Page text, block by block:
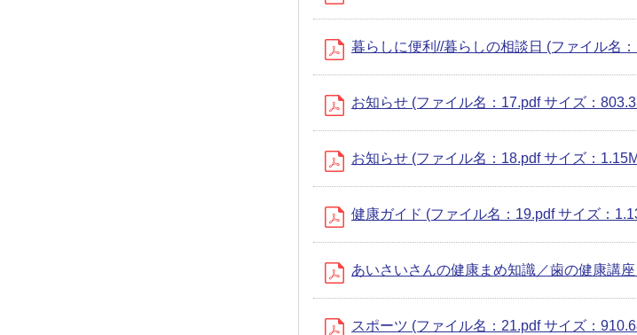
暮らしに便利//暮らしの相談日 (ファイル名
お知らせ (ファイル名：17.pdf サイズ：
お知らせ (ファイル名：18.pdf サイズ：
健康ガイド (ファイル名：19.pdf サイズ：
あいさいさんの健康まめ知識／歯の健康講
スポーツ (ファイル名：21.pdf サイズ：